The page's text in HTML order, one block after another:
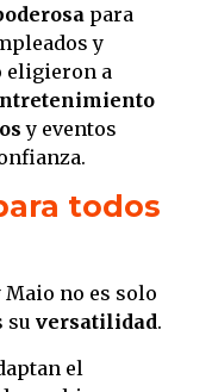
para
y
eligieron a
y eventos
todos
no es solo
su versatilidad.
el